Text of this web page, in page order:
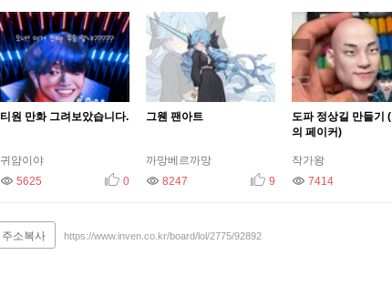
티원 만화 그려보았습니다.
귀얌이야
5625 0
그웬 팬아트
까망베르까망
조회
8247 9
도파 정상길 만들기
의 페이커)
작가왕
조회
7414
주소복사 https://www.inven.co.kr/board/lol/2775/92892